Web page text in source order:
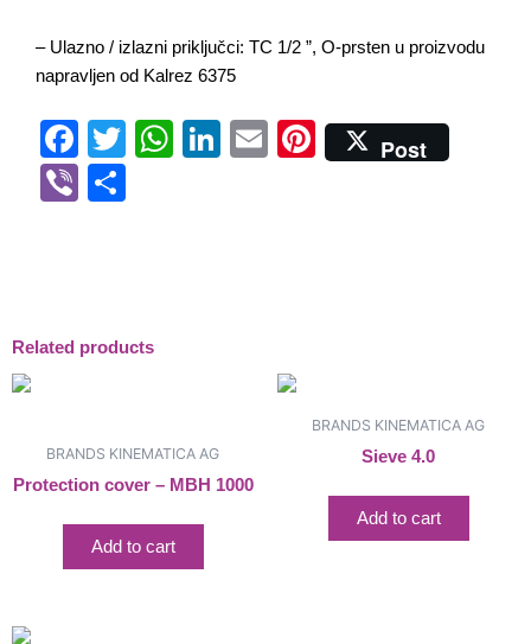
– Ulazno / izlazni priključci: TC 1/2 ”, O-prsten u proizvodu
napravljen od Kalrez 6375
Facebook
TwitterWhatsApp
LinkedIn
EmailPinterest
Post
Viber
Related products
BRANDS KINEMATICA AG
Protection cover – MBH 1000
Add to cart
BRANDS KINEMATICA AG
Sieve 4.0
Add to cart